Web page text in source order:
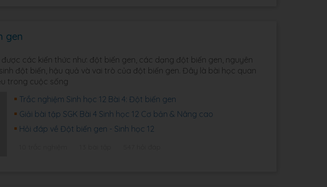
gen
các kiến thức như: đột biến gen, các dạng đột biến gen, nguyên
đột biến, hậu quả và vai trò của đột biến gen. Đây là bài học quan
trong cuộc sống
Trắc nghiệm Sinh học 12 Bài 4: Đột biến gen
Giải bài tập SGK Bài 4 Sinh học 12 Cơ bản & Nâng cao
Hỏi đáp về Đột biến gen - Sinh học 12